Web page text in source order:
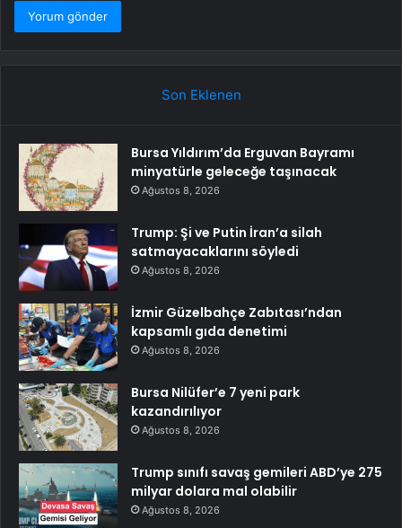
Son Eklenen
Bursa Yıldırım’da Erguvan Bayramı
minyatürle geleceğe taşınacak
Ağustos 8, 2026
Trump: Şi ve Putin İran’a silah
satmayacaklarını söyledi
Ağustos 8, 2026
İzmir Güzelbahçe Zabıtası’ndan
kapsamlı gıda denetimi
Ağustos 8, 2026
Bursa Nilüfer’e 7 yeni park
kazandırılıyor
Ağustos 8, 2026
Trump sınıfı savaş gemileri ABD’ye 275
milyar dolara mal olabilir
Ağustos 8, 2026